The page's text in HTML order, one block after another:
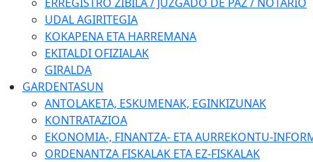
UDAL AGIRITEGIA
KOKAPENA ETA HARREMANA
EKITALDI OFIZIALAK
GIRALDA
GARDENTASUN
ANTOLAKETA, ESKUMENAK, EGINKIZUNAK
KONTRATAZIOA
EKONOMIA-, FINANTZA- ETA AURREKONTU-
ORDENANTZA FISKALAK ETA EZ-FISKALAK